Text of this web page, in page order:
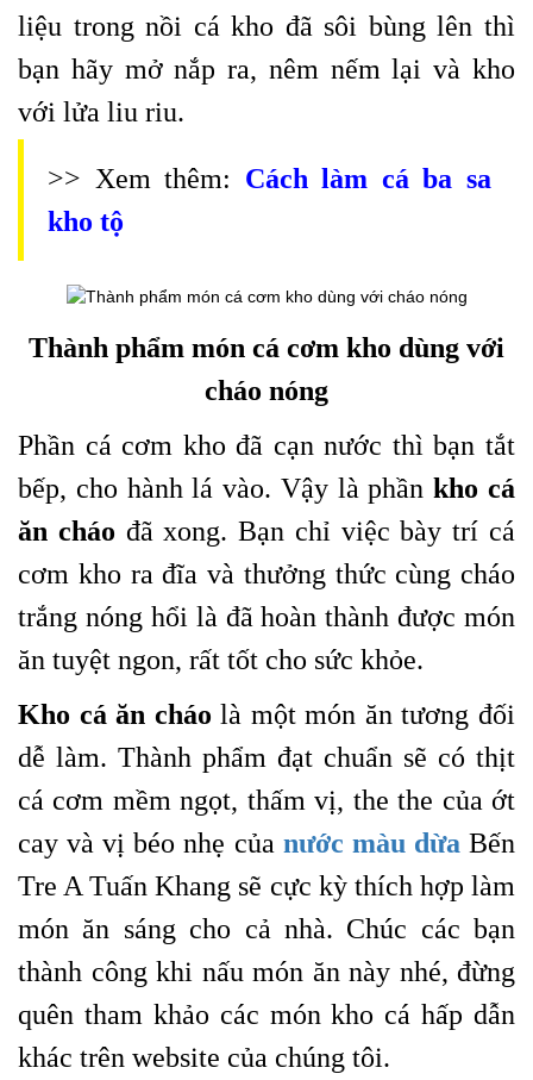
liệu trong nồi cá kho đã sôi bùng lên thì
bạn hãy mở nắp ra, nêm nếm lại và kho
với lửa liu riu.
>> Xem thêm: Cách làm cá ba sa
kho tộ
Thành phẩm món cá cơm kho dùng với
cháo nóng
Phần cá cơm kho đã cạn nước thì bạn tắt
bếp, cho hành lá vào. Vậy là phầnkho cá
ăn cháo đã xong. Bạn chỉ việc bày trí cá
cơm kho ra đĩa và thưởng thức cùng cháo
trắng nóng hổi là đã hoàn thành được món
ăn tuyệt ngon, rất tốt cho sức khỏe.
Kho cá ăn cháo là một món ăn tương đối
dễ làm. Thành phẩm đạt chuẩn sẽ có thịt
cá cơm mềm ngọt, thấm vị, the the của ớt
cay và vị béo nhẹ của nước màu dừa Bến
Tre A Tuấn Khang sẽ cực kỳ thích hợp làm
món ăn sáng cho cả nhà. Chúc các bạn
thành công khi nấu món ăn này nhé, đừng
quên tham khảo các món kho cá hấp dẫn
khác trên website của chúng tôi.